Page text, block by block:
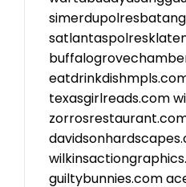
texasgirlreads.com
guiltybunnies.com